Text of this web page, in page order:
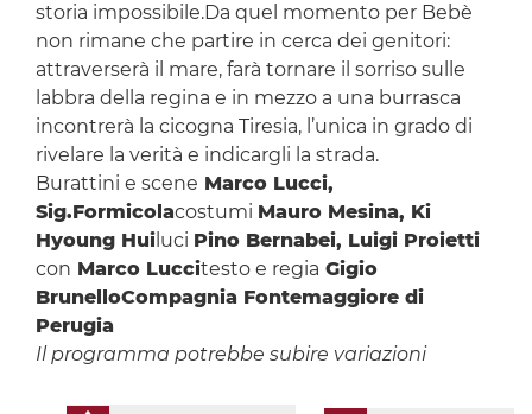
storia impossibile.Da quel momento per Bebè
non rimane che partire in cerca dei genitori:
attraverserà il mare, farà tornare il sorriso sulle
labbra della regina e in mezzo a una burrasca
incontrerà la cicogna Tiresia, l’unica in grado di
rivelare la verità e indicargli la strada.
Burattini e scene Marco Lucci,
Sig.Formicolacostumi Mauro Mesina, Ki
Hyoung Huiluci Pino Bernabei, Luigi Proietti
con Marco Luccitesto e regia Gigio
BrunelloCompagnia Fontemaggiore di
Perugia
Il programma potrebbe subire variazioni